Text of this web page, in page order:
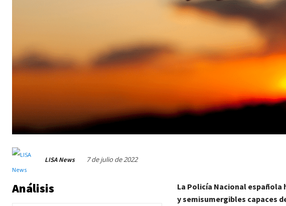
LISA News 7 de julio de 2022
Análisis
La Policía Nacional
y semisumergibles capaces